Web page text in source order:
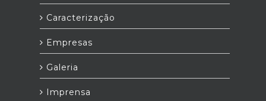
Caracterização
Empresas
Galeria
Imprensa